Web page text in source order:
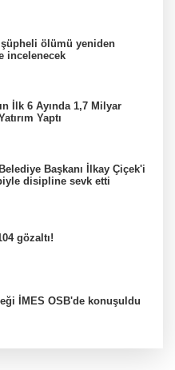
şüpheli ölümü yeniden
incelenecek
İlk 6 Ayında 1,7 Milyar
Yaptı
Başkanı İlkay Çiçek'i
disipline sevk etti
gözaltı!
İMES OSB'de konuşuldu